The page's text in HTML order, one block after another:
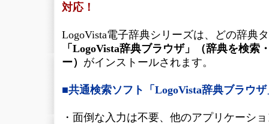
対応！
LogoVista電子辞典シリーズは、どの辞典
「LogoVista辞典ブラウザ」（辞典を検索
ー） がインストールされます。
■共通検索ソフト「LogoVista辞典ブラウ
・面倒な入力は不要、他のアプリケーシ